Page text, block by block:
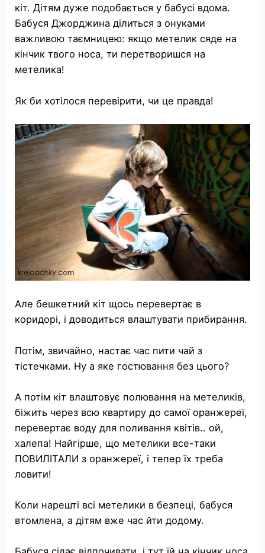
кіт. Дітям дуже подобається у бабусі вдома.
Бабуся Джорджина ділиться з онуками
важливою таємницею: якщо метелик сяде на
кінчик твого носа, ти перетворишся на
метелика!
Як би хотілося перевірити, чи це правда!
Але бешкетний кіт щось перевертає в
коридорі, і доводиться влаштувати прибирання.
Потім, звичайно, настає час пити чай з
тістечками. Ну а яке гостювання без цього?
А потім кіт влаштовує полювання на метеликів,
біжить через всю квартиру до самої оранжереї,
перевертає воду для поливання квітів.. ой,
халепа! Найгірше, що метелики все-таки
ПОВИЛІТАЛИ з оранжереї, і тепер їх треба
ловити!
Коли нарешті всі метелики в безпеці, бабуся
втомлена, а дітям вже час йти додому.